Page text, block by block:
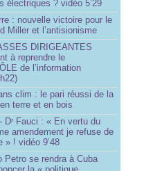
électriques ? vidéo 5’29
: nouvelle victoire pour le
Miller et l’antisionisme
DIRIGEANTES
à reprendre le
de l’information
clim : le pari réussi de la
terre et en bois
Dr Fauci : « En vertu du
amendement je refuse de
» ! vidéo 9’48
Petro se rendra à Cuba